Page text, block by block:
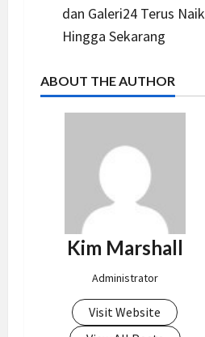
dan Galeri24 Terus Naik
Hingga Sekarang
ABOUT THE AUTHOR
Kim Marshall
Administrator
Visit Website